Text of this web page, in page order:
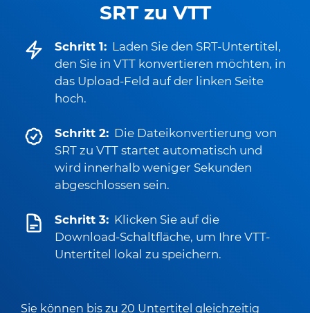
SRT zu VTT
Schritt 1: Laden Sie den SRT-Untertitel,
den Sie in VTT konvertieren möchten, in
das Upload-Feld auf der linken Seite
hoch.
Schritt 2: Die Dateikonvertierung von
SRT zu VTT startet automatisch und
wird innerhalb weniger Sekunden
abgeschlossen sein.
Schritt 3: Klicken Sie auf die
Download-Schaltfläche, um Ihre VTT-
Untertitel lokal zu speichern.
Sie können bis zu 20 Untertitel gleichzeitig